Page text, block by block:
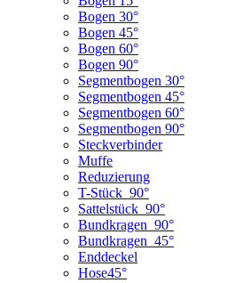
Bogen 30°
Bogen 45°
Bogen 60°
Bogen 90°
Segmentbogen 30°
Segmentbogen 45°
Segmentbogen 60°
Segmentbogen 90°
Steckverbinder
Muffe
Reduzierung
T-Stück_90°
Sattelstück_90°
Bundkragen_90°
Bundkragen_45°
Enddeckel
Hose45°